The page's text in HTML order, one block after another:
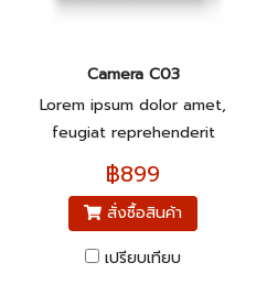
Camera C03
Lorem ipsum dolor amet,
feugiat reprehenderit
pariatur.
฿899
สั่งซื้อสินค้า
เปรียบเทียบ